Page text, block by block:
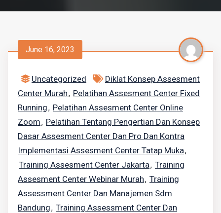
June 16, 2023
Uncategorized
Diklat Konsep Assesment
Center Murah, Pelatihan Assesment Center Fixed
Running, Pelatihan Assesment Center Online
Zoom, Pelatihan Tentang Pengertian Dan Konsep
Dasar Assesment Center Dan Pro Dan Kontra
Implementasi Assesment Center Tatap Muka,
Training Assesment Center Jakarta, Training
Assesment Center Webinar Murah, Training
Assessment Center Dan Manajemen Sdm
Bandung, Training Assessment Center Dan